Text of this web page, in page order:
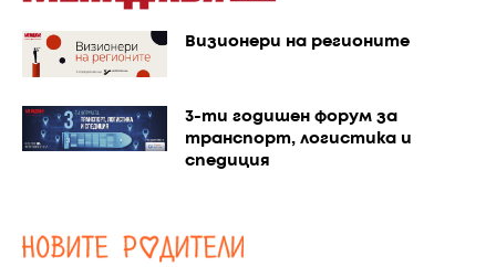
Визионери на регионите
3-ти годишен форум за
транспорт, логистика и
спедиция